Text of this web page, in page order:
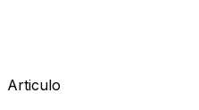
Articulo